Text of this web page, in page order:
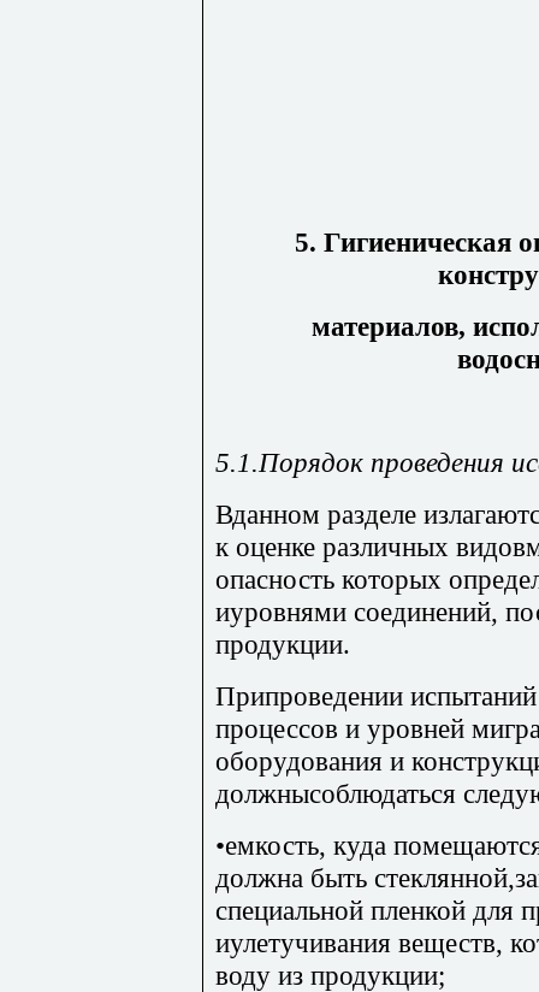
5. Гигиеническая
материалов,
5.1.Порядок проведения
Вданном разделе
к оценке различных
опасность которых
иуровнями соединений,
продукции.
Припроведении
процессов и уровней
оборудования и
должнысоблюдаться
•емкость, куда
должна быть
специальной пленкой для
иулетучивания веществ,
воду из продукции;